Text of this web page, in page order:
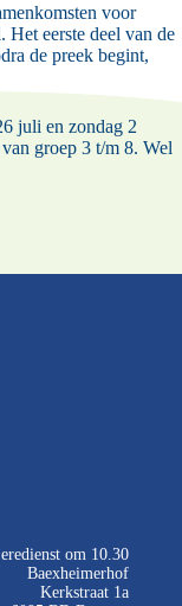
voor
Het eerste deel van de
de preek begint,
juli en zondag 2
groep 3 t/m 8. Wel
om 10.30
Baexheimerhof
Kerkstraat 1a